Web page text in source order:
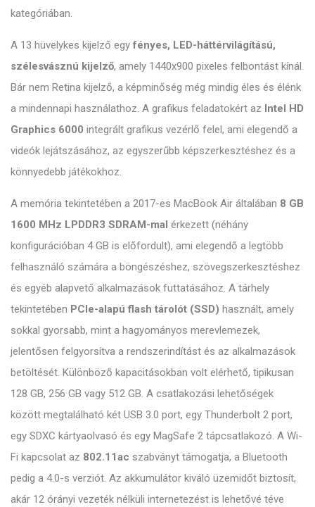
kategóriában.
A 13 hüvelykes kijelző egyfényes, LED-háttérvilágítású,
szélesvásznú kijelző, amely 1440x900 pixeles felbontást kínál.
Bár nem Retina kijelző, a képminőség még mindig éles és élénk
a mindennapi használathoz. A grafikus feladatokért az Intel HD
Graphics 6000 integrált grafikus vezérlő felel, ami elegendő a
videók lejátszásához, az egyszerűbb képszerkesztéshez és a
könnyedebb játékokhoz.
A memória tekintetében a 2017-es MacBook Air általában 8 GB
1600 MHz LPDDR3 SDRAM-mal érkezett (néhány
konfigurációban 4 GB is előfordult), ami elegendő a legtöbb
felhasználó számára a böngészéshez, szövegszerkesztéshez
és egyéb alapvető alkalmazások futtatásához. A tárhely
tekintetében PCIe-alapú flash tárolót (SSD) használt, amely
sokkal gyorsabb, mint a hagyományos merevlemezek,
jelentősen felgyorsítva a rendszerindítást és az alkalmazások
betöltését. Különböző kapacitásokban volt elérhető, tipikusan
128 GB, 256 GB vagy 512 GB. A csatlakozási lehetőségek
között megtalálható két USB 3.0 port, egy Thunderbolt 2 port,
egy SDXC kártyaolvasó és egy MagSafe 2 tápcsatlakozó. A Wi-
Fi kapcsolat az 802.11ac szabványt támogatja, a Bluetooth
pedig a 4.0-s verziót. Az akkumulátor kiváló üzemidőt biztosít,
akár 12 órányi vezeték nélküli internetezést is lehetővé téve